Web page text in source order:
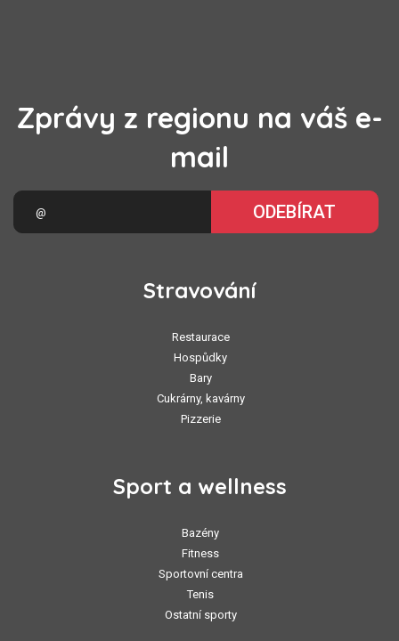
Zprávy z regionu na váš e-
mail
ODEBÍRAT
Stravování
Restaurace
Hospůdky
Bary
Cukrárny, kavárny
Pizzerie
Sport a wellness
Bazény
Fitness
Sportovní centra
Tenis
Ostatní sporty